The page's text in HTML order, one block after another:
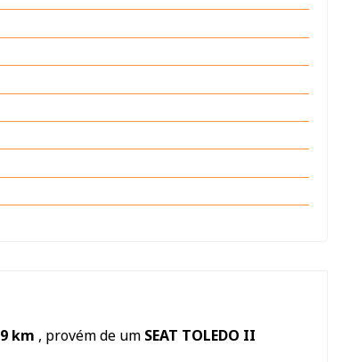
km , provém de um SEAT TOLEDO II